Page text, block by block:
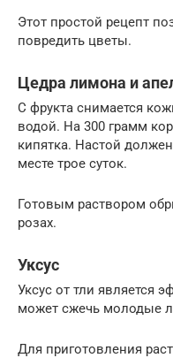
Этот простой рецепт
повредить цветы.
Цедра лимона и
С фрукта снимается
водой. На 300 грамм
кипятка. Настой
месте трое суток.
Готовым раствором
розах.
Уксус
Уксус от тли является
может сжечь молодые
Для приготовления